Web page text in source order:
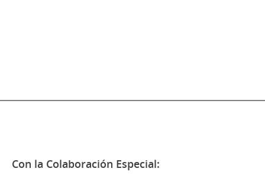
Con la Colaboración Especial: